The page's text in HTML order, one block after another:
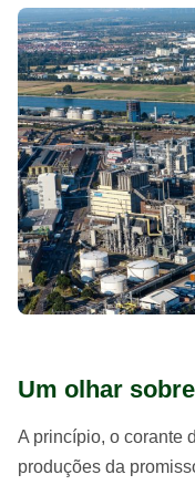
Um olhar
A princípio, o corante
produções da